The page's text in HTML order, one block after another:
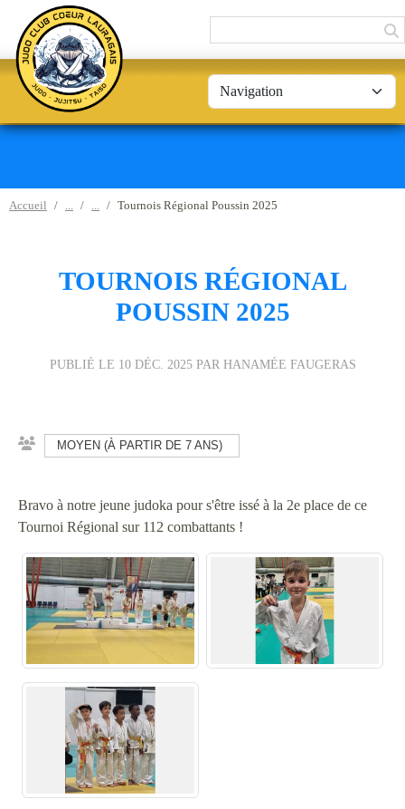
Accueil Tournois Régional Poussin 2025
TOURNOIS RÉGIONAL
POUSSIN 2025
PUBLIÉ LE 10 DÉC. 2025PAR HANAMÉE FAUGERAS
MOYEN (À PARTIR DE 7 ANS)
Bravo à notre jeune judoka pour s'être issé à la 2e place de ce
Tournoi Régional sur 112 combattants !
Panneau de gestion des cookies